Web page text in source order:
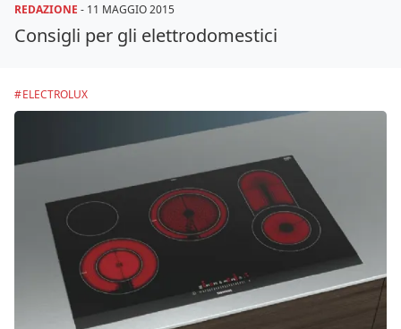
REDAZIONE - 11 MAGGIO 2015
Consigli per gli elettrodomestici
ELECTROLUX